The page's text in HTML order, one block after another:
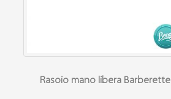
Rasoio mano libera Barberette